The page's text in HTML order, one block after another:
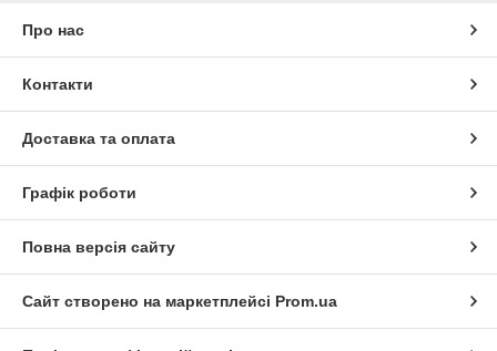
Про нас
Контакти
Доставка та оплата
Графік роботи
Повна версія сайту
Сайт створено на маркетплейсі Prom.ua